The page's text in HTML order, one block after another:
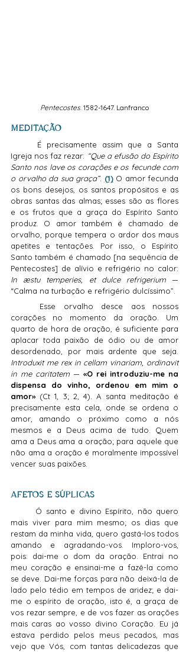
Pentecostes. 1582-1647. Lanfranco
MEDITAÇÃO
Igreja nos faz rezar: “Que a efusão do Espírito
Santo nos lave os corações e os fecunde com
o orvalho da sua graça”. (1) O amor fecunda
os bons desejos, os santos propósitos e as
obras santas das almas; esses são as flores
e os frutos que a graça do Espírito Santo
produz. O amor também é chamado de
orvalho, porque tempera o ardor dos maus
apetites e tentações. Por isso, o Espírito
Santo também é chamado [na sequência de
In æstu temperies, et dulce refrigerium —
“Calma na turbação e refrigério dulcíssimo”.
corações no momento da oração. Um
quarto de hora de oração, é suficiente para
aplacar toda paixão de ódio ou de amor
Introduxit me rex in cellam vinariam, ordinavit
in me caritatem — «O rei introduziu-me na
dispensa do vinho, ordenou em mim o
amor» (Ct 1, 3; 2, 4). A santa meditação é
precisamente esta cela, onde se ordena o
amor, amando o próximo como a nós
mesmos e a Deus acima de tudo. Quem
ama a Deus ama a oração; para aquele que
não ama a oração é moralmente impossível
vencer suas paixões.
AFETOS E SÚPLICAS
mais viver para mim mesmo; os dias que
restam da minha vida, quero gastá-los todos
amando e agradando-vos. Imploro-vos,
pois: dai-me o dom da oração. Entrai no
meu coração e ensinai-me a fazê-la como
se deve. Dai-me forças para não deixá-la de
lado pelo tédio em tempos de aridez; e dai-
me o espírito de oração, isto é, a graça de
vos rezar sempre, e de vos fazer as orações
mais caras ao vosso divino Coração. Eu já
estava perdido pelos meus pecados, mas
vejo que Vós, com tantas delicadezas que